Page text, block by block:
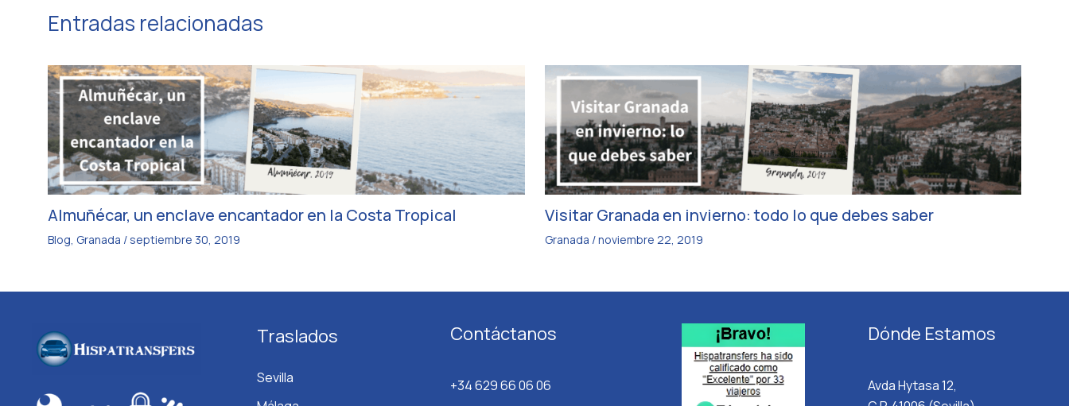
Entradas relacionadas
Almuñécar, un enclave encantador en la Costa Tropical
Blog, Granada /septiembre 30, 2019
Visitar Granada en invierno: todo lo que debes saber
Granada /noviembre 22, 2019
Traslados
Sevilla
Contáctanos
+34 629 66 06 06
Dónde Estamos
Avda Hytasa 12,